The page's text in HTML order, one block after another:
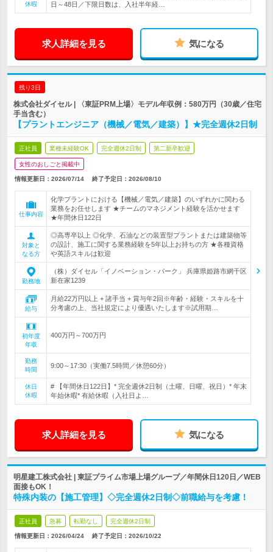
休暇
日～48日／下限日数は、入社半年経…
求人詳細を見る 気になる
残り3日
株式会社ダイセル | 〈東証PRM上場〉モデル年収例：580万円（30歳／住宅
手当含む）
【プラントエンジニア（機械／電気／建築）】★完全週休2日制
正社員 業種未経験OK 完全週休2日制 第二新卒歓迎
女性のおしごと掲載中
情報更新日：2026/07/14 終了予定日： 2026/08/10
仕事内容
化学プラントにおける【機械／電気／建築】のいずれかに関わる
業務をお任せします ★チームのマネジメント経験を活かせます
★年間休日122日
対象と
なる方
◎高専卒以上 ◎化学、石油などの装置型プラントまたは建築物等
の設計、施工に関する業務経験を5年以上お持ちの方 ★各種資格
や英語スキルは歓迎
勤務地
（株）ダイセル「イノベーション・パーク」 兵庫県姫路市網干区
新在家1239
給与
月給22万円以上 + 諸手当 + 賞与年2回※年齢・経験・スキルを十
分考慮の上、当社規定により優遇いたします※試用期…
初年度
年収
400万円～700万円
勤務
時間
9:00～17:30（実働7.5時間／休憩60分）
休日
休暇
# 【年間休日122日】* 完全週休2日制（土曜、日曜、祝日）* 年末
年始休暇* 有給休暇（入社日よ…
求人詳細を見る 気になる
明星建工株式会社 | 東証プライム市場上場グループ／年間休日120日／WEB
面接もOK！
特殊内装の【施工管理】◇完全週休2日制◇前職給与を考慮！
正社員 急募 転勤なし 完全週休2日制
情報更新日：2026/04/24 終了予定日： 2026/10/22